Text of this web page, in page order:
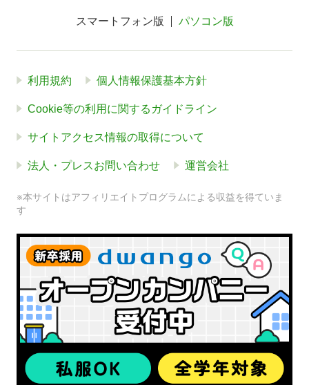
スマートフォン版 パソコン版
利用規約 個人情報保護基本方針
Cookie等の利用に関するガイドライン
サイトアクセス情報の取得について
法人・プレスお問い合わせ 運営会社
※本サイトはアフィリエイトプログラムによる収益を得ていま
す